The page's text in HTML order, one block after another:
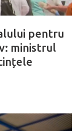
pentru
ministrul